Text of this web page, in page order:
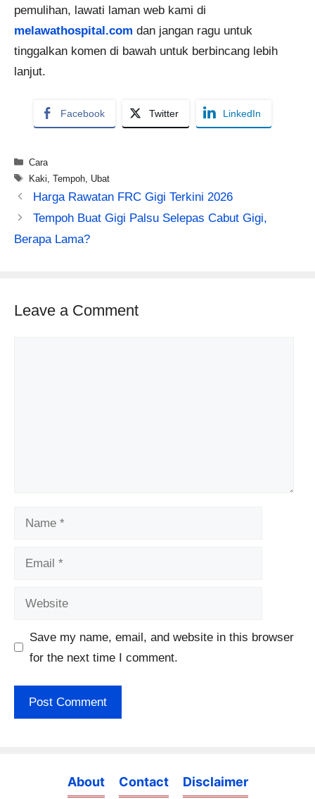
pemulihan, lawati laman web kami di
melawathospital.com dan jangan ragu untuk
tinggalkan komen di bawah untuk berbincang lebih
lanjut.
Facebook Twitter LinkedIn
Categories
Cara
Tags
Kaki Tempoh, Ubat
Harga Rawatan FRC Gigi Terkini 2026
Tempoh Buat Gigi Palsu Selepas Cabut Gigi,
Berapa Lama?
Leave a Comment
Name
Email
Website
Save my name, email, and website in this browser
for the next time I comment.
About Contact Disclaimer